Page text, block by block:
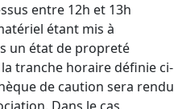
entre 12h et 13h
étant mis à
un état de propreté
tranche horaire définie ci-
de caution sera rendu